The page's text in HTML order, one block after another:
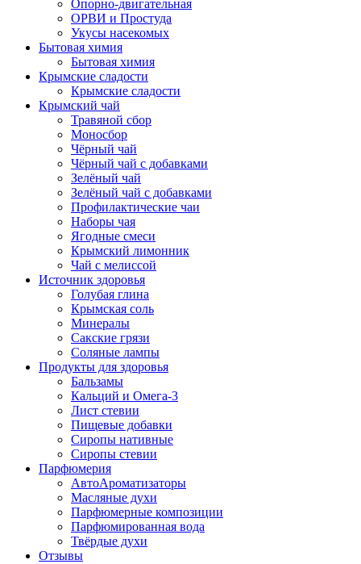
Опорно-двигательная
ОРВИ и Простуда
Укусы насекомых
Бытовая химия
Бытовая химия
Крымские сладости
Крымские сладости
Крымский чай
Травяной сбор
Моносбор
Чёрный чай
Чёрный чай с добавками
Зелёный чай
Зелёный чай с добавками
Профилактические чаи
Наборы чая
Ягодные смеси
Крымский лимонник
Чай с мелиссой
Источник здоровья
Голубая глина
Крымская соль
Минералы
Сакские грязи
Соляные лампы
Продукты для здоровья
Бальзамы
Кальций и Омега-3
Лист стевии
Пищевые добавки
Сиропы нативные
Сиропы стевии
Парфюмерия
АвтоАроматизаторы
Масляные духи
Парфюмерные композиции
Парфюмированная вода
Твёрдые духи
Отзывы